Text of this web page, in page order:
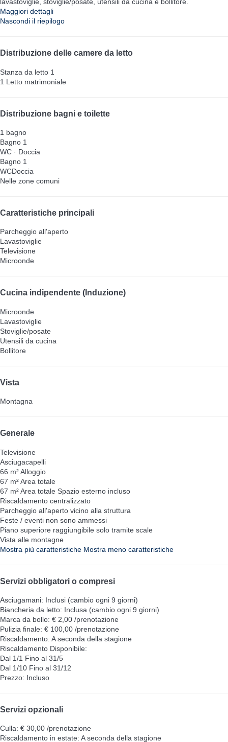
lavastoviglie, stoviglie/posate, utensili da cucina e bollitore.
Maggiori dettagli
Nascondi il riepilogo
Distribuzione delle camere da letto
Stanza da letto 1
1 Letto matrimoniale
Distribuzione bagni e toilette
1 bagno
Bagno 1
WC · Doccia
Bagno 1
WCDoccia
Nelle zone comuni
Caratteristiche principali
Parcheggio all'aperto
Lavastoviglie
Televisione
Microonde
Cucina indipendente (Induzione)
Microonde
Lavastoviglie
Stoviglie/posate
Utensili da cucina
Bollitore
Vista
Montagna
Generale
Televisione
Asciugacapelli
66 m² Alloggio
67 m² Area totale
67 m² Area totale Spazio esterno incluso
Riscaldamento centralizzato
Parcheggio all'aperto vicino alla struttura
Feste / eventi non sono ammessi
Piano superiore raggiungibile solo tramite scale
Vista alle montagne
Mostra più caratteristiche Mostra meno caratteristiche
Servizi obbligatori o compresi
Asciugamani: Inclusi (cambio ogni 9 giorni)
Biancheria da letto: Inclusa (cambio ogni 9 giorni)
Marca da bollo: € 2,00 /prenotazione
Pulizia finale: € 100,00 /prenotazione
Riscaldamento: A seconda della stagione
Riscaldamento Disponibile:
Dal 1/1 Fino al 31/5
Dal 1/10 Fino al 31/12
Prezzo: Incluso
Servizi opzionali
Culla: € 30,00 /prenotazione
Riscaldamento in estate: A seconda della stagione